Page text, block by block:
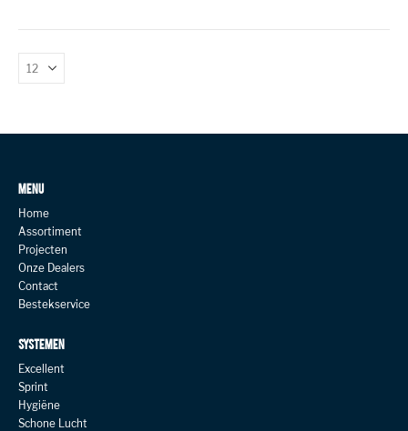
MENU
Home
Assortiment
Projecten
Onze Dealers
Contact
Bestekservice
SYSTEMEN
Excellent
Sprint
Hygiëne
Schone Lucht